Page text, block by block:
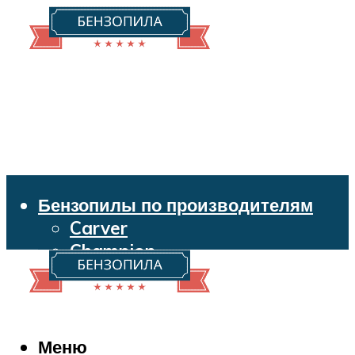
Бензопилы по производителям
Carver
Champion
Echo
Husqvarna
Makita
Меню